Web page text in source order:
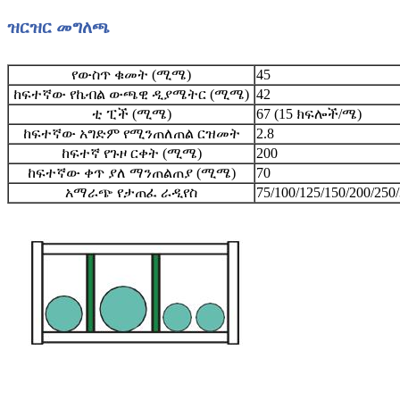
ዝርዝር መግለጫ
የውስጥ ቁመት (ሚሜ)
45
ከፍተኛው የኬብል ውጫዊ ዲያሜትር (ሚሜ) 42
ቲ ፒች (ሚሜ)
67 (15 ክፍሎች/ሜ)
ከፍተኛው አግድም የሚንጠለጠል ርዝመት
2.8
ከፍተኛ የጉዞ ርቀት (ሚሜ)
200
ከፍተኛው ቀጥ ያለ ማንጠልጠያ (ሚሜ)
70
አማራጭ የታጠፈ ራዲየስ
75/100/125/150/200/